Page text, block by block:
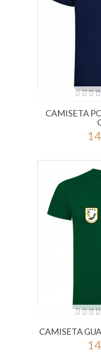
CAMISETA
CAMISETA